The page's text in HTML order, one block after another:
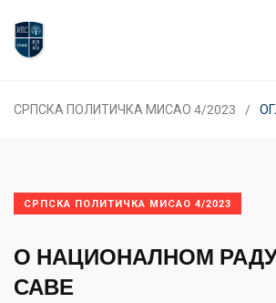
СРПСКА ПОЛИТИЧКА МИСАО 4/2023
СРПСКА ПОЛИТИЧКА МИСАО 4/2023
О НАЦИОНАЛНОМ
САВЕ